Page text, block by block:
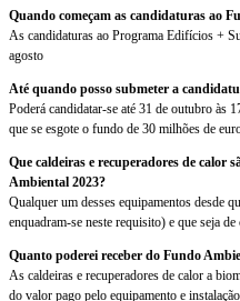
Quando começam as candidaturas ao
As candidaturas ao Programa Edifícios +
agosto
Até quando posso submeter a
Poderá candidatar-se até 31 de outubro às
que se esgote o fundo de 30 milhões de
Que caldeiras e recuperadores de calor
Ambiental 2023?
Qualquer um desses equipamentos desde
enquadram-se neste requisito) e que seja
Quanto poderei receber do Fundo
As caldeiras e recuperadores de calor a
do valor pago pelo equipamento e